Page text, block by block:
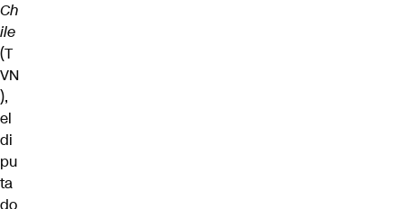
Ch
ile
(T
VN
),
el
di
pu
ta